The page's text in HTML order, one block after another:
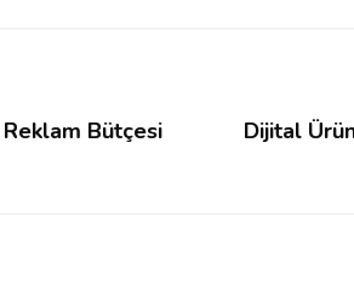
Bütçesi
Dijital